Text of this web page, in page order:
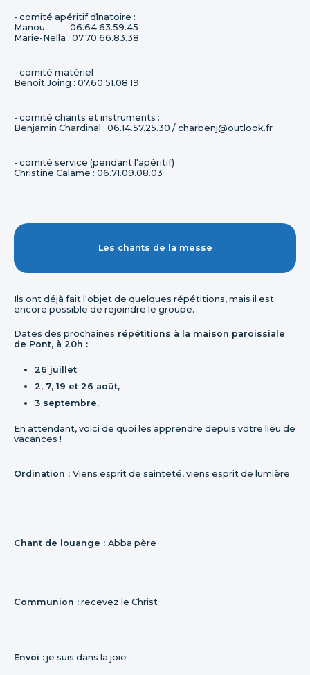
- comité apéritif dînatoire :
Manou : 06.64.63.59.45
Marie-Nella : 07.70.66.83.38
- comité matériel
Benoît Joing : 07.60.51.08.19
- comité chants et instruments :
Benjamin Chardinal : 06.14.57.25.30 / charbenj@outlook.fr
- comité service (pendant l'apéritif)
Christine Calame : 06.71.09.08.03
Les chants de la messe
Ils ont déjà fait l'objet de quelques répétitions, mais il est
encore possible de rejoindre le groupe.
Dates des prochaines répétitions à la maison paroissiale
de Pont, à 20h :
26 juillet
2, 7, 19 et 26 août,
3 septembre.
En attendant, voici de quoi les apprendre depuis votre lieu de
vacances !
Ordination : Viens esprit de sainteté, viens esprit de lumière
Chant de louange : Abba père
Communion : recevez le Christ
Envoi : je suis dans la joie